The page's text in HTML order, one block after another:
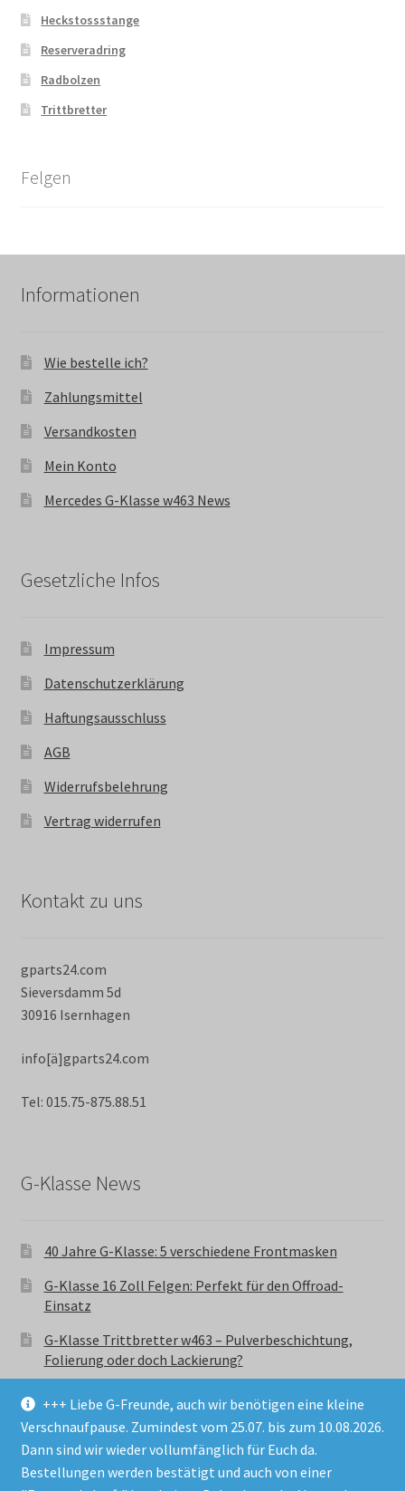
+++ Liebe G-Freunde, auch wir benötigen eine kleine
Verschnaufpause. Zumindest vom 25.07. bis zum 10.08.2026.
Dann sind wir wieder vollumfänglich für Euch da.
Bestellungen werden bestätigt und auch von einer
Heckstossstange
Reserveradring
Radbolzen
Trittbretter
Felgen
Informationen
Wie bestelle ich?
Zahlungsmittel
Versandkosten
Mein Konto
Mercedes G-Klasse w463 News
Gesetzliche Infos
Impressum
Datenschutzerklärung
Haftungsausschluss
AGB
Widerrufsbelehrung
Vertrag widerrufen
Kontakt zu uns
gparts24.com
Sieversdamm 5d
30916 Isernhagen
info[ä]gparts24.com
Tel: 015.75-875.88.51
G-Klasse News
40 Jahre G-Klasse: 5 verschiedene Frontmasken
G-Klasse 16 Zoll Felgen: Perfekt für den Offroad-
Einsatz
G-Klasse Trittbretter w463 – Pulverbeschichtung,
Folierung oder doch Lackierung?
© GParts24 - G-Klasse w463 Trittbretter, Felgen,